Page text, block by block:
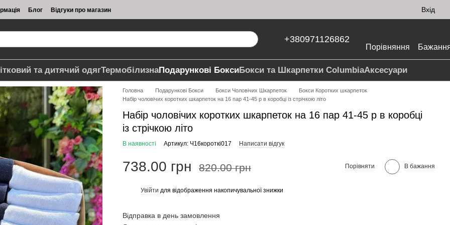
Блог Відгуки про магазин Вхід
+380971126862
Порівняння
та дитячий одягТермобілизнаПодарункові БоксиБокси та Шкарпетки ColumbiaАксесуари
Головна Подарункові Бокси Бокси Чоловічих Шкарпеток
Бокси Коротких шкарпеток
Набір чоловічих коротких шкарпеток на 16 пар 41-45 р в коробці із стрічкою літо
Набір чоловічих коротких шкарпеток на 16 пар 41-45 р в коробці
із стрічкою літо
В наявності Артикул: Ч16короткі017 Написати відгук
738.00 грн 820.00 грн Порівняти В бажання
Увійти для відображення накопичувальної знижки
Відправка в день замовлення